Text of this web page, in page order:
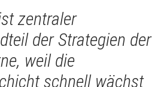
zentraler
der Strategien der
weil die
schnell wächst